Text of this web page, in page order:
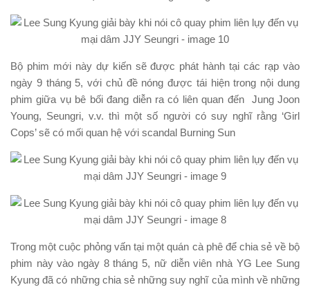
Bộ phim mới này dự kiến sẽ được phát hành tại các rạp vào
ngày 9 tháng 5, với chủ đề nóng được tái hiện trong nội dung
phim giữa vụ bê bối đang diễn ra có liên quan đến Jung Joon
Young, Seungri, v.v. thì một số người có suy nghĩ rằng ‘Girl
Cops’ sẽ có mối quan hệ với scandal Burning Sun
Trong một cuộc phỏng vấn tại một quán cà phê để chia sẻ về bộ
phim này vào ngày 8 tháng 5, nữ diễn viên nhà YG Lee Sung
Kyung đã có những chia sẻ những suy nghĩ của mình về những